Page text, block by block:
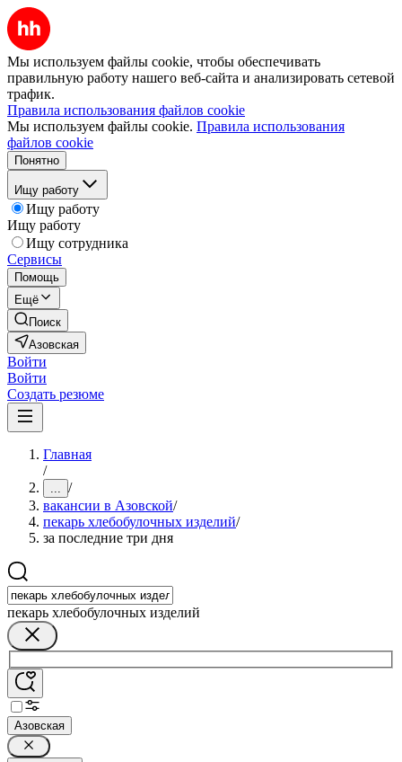
Мы используем файлы cookie, чтобы обеспечивать
правильную работу нашего веб-сайта и анализировать сетевой
трафик.
Правила использования файлов cookie
Мы используем файлы cookie. Правила использования
файлов cookie
Понятно
Ищу работу
Ищу работу
Ищу работу
Ищу сотрудника
Сервисы
Помощь
Ещё
Поиск
Азовская
Войти
Войти
Создать резюме
Главная
/
... /
вакансии в Азовской/
пекарь хлебобулочных изделий/
за последние три дня
пекарь хлебобулочных изделий
Азовская